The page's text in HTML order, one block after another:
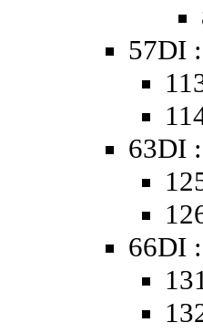
57DI :
63DI :
66DI :